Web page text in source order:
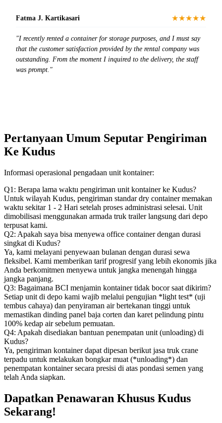
Fatma J. Kartikasari ★★★★★
"I recently rented a container for storage purposes, and I must say
that the customer satisfaction provided by the rental company was
outstanding. From the moment I inquired to the delivery, the staff
was prompt."
Pertanyaan Umum Seputar Pengiriman
Ke Kudus
Informasi operasional pengadaan unit kontainer:
Q1: Berapa lama waktu pengiriman unit kontainer ke Kudus?
Untuk wilayah Kudus, pengiriman standar dry container memakan
waktu sekitar 1 - 2 Hari setelah proses administrasi selesai. Unit
dimobilisasi menggunakan armada truk trailer langsung dari depo
terpusat kami.
Q2: Apakah saya bisa menyewa office container dengan durasi
singkat di Kudus?
Ya, kami melayani penyewaan bulanan dengan durasi sewa
fleksibel. Kami memberikan tarif progresif yang lebih ekonomis jika
Anda berkomitmen menyewa untuk jangka menengah hingga
jangka panjang.
Q3: Bagaimana BCI menjamin kontainer tidak bocor saat dikirim?
Setiap unit di depo kami wajib melalui pengujian *light test* (uji
tembus cahaya) dan penyiraman air bertekanan tinggi untuk
memastikan dinding panel baja corten dan karet pelindung pintu
100% kedap air sebelum pemuatan.
Q4: Apakah disediakan bantuan penempatan unit (unloading) di
Kudus?
Ya, pengiriman kontainer dapat dipesan berikut jasa truk crane
terpadu untuk melakukan bongkar muat (*unloading*) dan
penempatan kontainer secara presisi di atas pondasi semen yang
telah Anda siapkan.
Dapatkan Penawaran Khusus Kudus
Sekarang!